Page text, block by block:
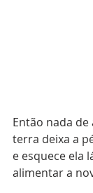
Então nada
terra deixa a
e esquece ela
alimentar a